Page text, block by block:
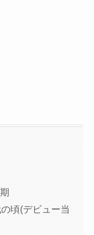
頃(デビュー当